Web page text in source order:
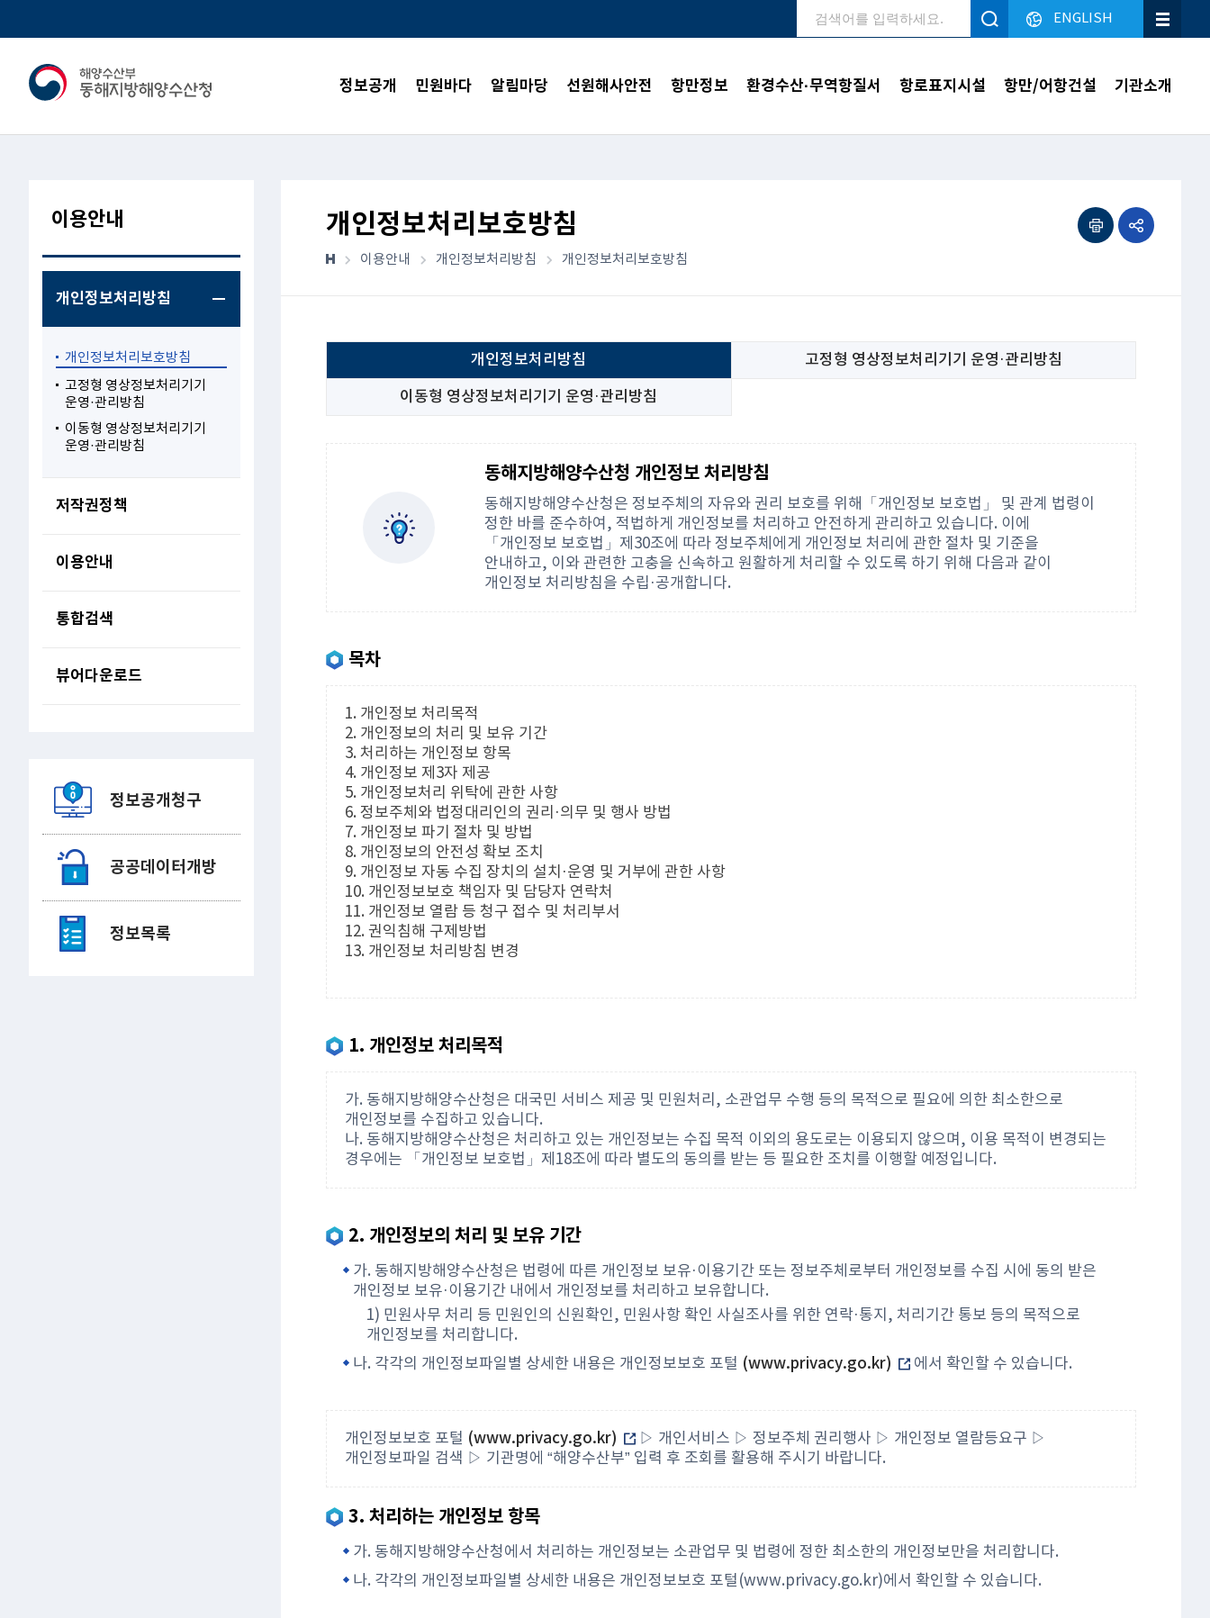
검색
ENGLISH
정보공개 민원바다 알림마당 선원해사안전 항만정보 환경수산·무역항질서 항로표지시설 항만/어항건설 기관소개
이용안내
개인정보처리방침
개인정보처리보호방침
고정형 영상정보처리기기
운영·관리방침
이동형 영상정보처리기기
운영·관리방침
저작권정책
이용안내
통합검색
뷰어다운로드
정보공개청구
공공데이터개방
정보목록
개인정보처리보호방침
이용안내 개인정보처리방침 개인정보처리보호방침
인쇄하기공유하기
개인정보처리방침 고정형 영상정보처리기기 운영·관리방침
이동형 영상정보처리기기 운영·관리방침
동해지방해양수산청 개인정보 처리방침
동해지방해양수산청은 정보주체의 자유와 권리 보호를 위해「개인정보 보호법」 및 관계 법령이
정한 바를 준수하여, 적법하게 개인정보를 처리하고 안전하게 관리하고 있습니다. 이에
「개인정보 보호법」제30조에 따라 정보주체에게 개인정보 처리에 관한 절차 및 기준을
안내하고, 이와 관련한 고충을 신속하고 원활하게 처리할 수 있도록 하기 위해 다음과 같이
개인정보 처리방침을 수립·공개합니다.
목차
1. 개인정보 처리목적
2. 개인정보의 처리 및 보유 기간
3. 처리하는 개인정보 항목
4. 개인정보 제3자 제공
5. 개인정보처리 위탁에 관한 사항
6. 정보주체와 법정대리인의 권리·의무 및 행사 방법
7. 개인정보 파기 절차 및 방법
8. 개인정보의 안전성 확보 조치
9. 개인정보 자동 수집 장치의 설치·운영 및 거부에 관한 사항
10. 개인정보보호 책임자 및 담당자 연락처
11. 개인정보 열람 등 청구 접수 및 처리부서
12. 권익침해 구제방법
13. 개인정보 처리방침 변경
1. 개인정보 처리목적
가. 동해지방해양수산청은 대국민 서비스 제공 및 민원처리, 소관업무 수행 등의 목적으로 필요에 의한 최소한으로
개인정보를 수집하고 있습니다.
나. 동해지방해양수산청은 처리하고 있는 개인정보는 수집 목적 이외의 용도로는 이용되지 않으며, 이용 목적이 변경되는
경우에는 「개인정보 보호법」제18조에 따라 별도의 동의를 받는 등 필요한 조치를 이행할 예정입니다.
2. 개인정보의 처리 및 보유 기간
가. 동해지방해양수산청은 법령에 따른 개인정보 보유·이용기간 또는 정보주체로부터 개인정보를 수집 시에 동의 받은
개인정보 보유·이용기간 내에서 개인정보를 처리하고 보유합니다.
1) 민원사무 처리 등 민원인의 신원확인, 민원사항 확인 사실조사를 위한 연락·통지, 처리기간 통보 등의 목적으로
개인정보를 처리합니다.
나. 각각의 개인정보파일별 상세한 내용은 개인정보보호 포털 (www.privacy.go.kr) 에서 확인할 수 있습니다.
개인정보보호 포털 (www.privacy.go.kr)
▷ 개인서비스 ▷ 정보주체 권리행사 ▷ 개인정보 열람등요구 ▷
개인정보파일 검색 ▷ 기관명에 “해양수산부” 입력 후 조회를 활용해 주시기 바랍니다.
3. 처리하는 개인정보 항목
가. 동해지방해양수산청에서 처리하는 개인정보는 소관업무 및 법령에 정한 최소한의 개인정보만을 처리합니다.
나. 각각의 개인정보파일별 상세한 내용은 개인정보보호 포털(www.privacy.go.kr)에서 확인할 수 있습니다.